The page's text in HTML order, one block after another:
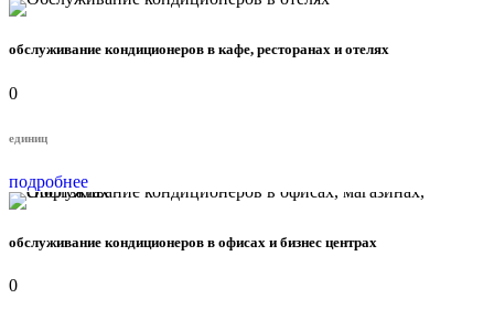
обслуживание кондиционеров в кафе, ресторанах и отелях
0
единиц
подробнее
обслуживание кондиционеров в офисах и бизнес центрах
0